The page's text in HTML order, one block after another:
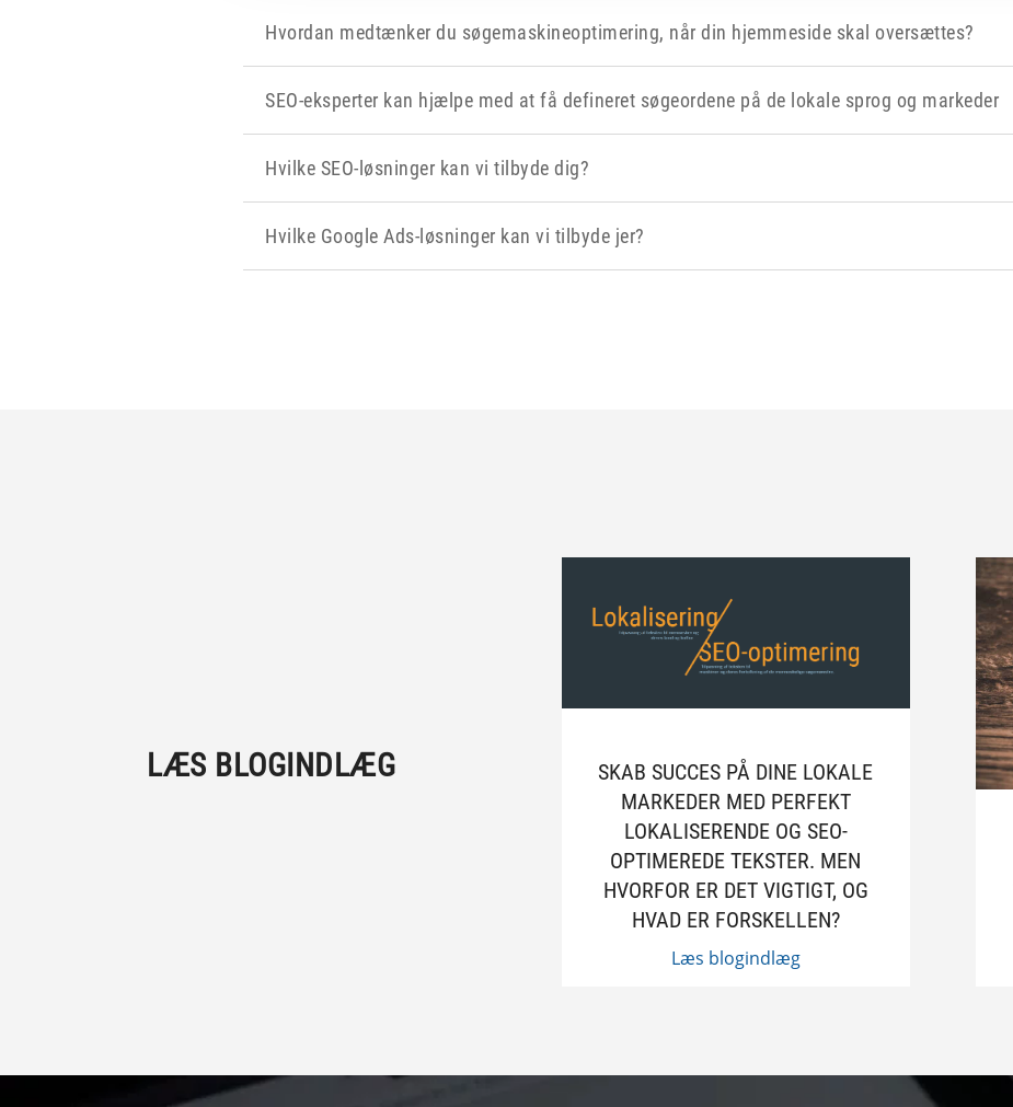
Hvordan medtænker du søgemaskineoptimering, når din hjemmeside skal oversættes?
SEO-eksperter kan hjælpe med at få defineret søgeordene på de lokale sprog og markeder
Hvilke SEO-løsninger kan vi tilbyde dig?
Hvilke Google Ads-løsninger kan vi tilbyde jer?
LÆS BLOGINDLÆG
SKAB SUCCES PÅ DINE LOKALE
MARKEDER MED PERFEKT
LOKALISERENDE OG SEO-
OPTIMEREDE TEKSTER. MEN
HVORFOR ER DET VIGTIGT, OG
HVAD ER FORSKELLEN?
Læs blogindlæg